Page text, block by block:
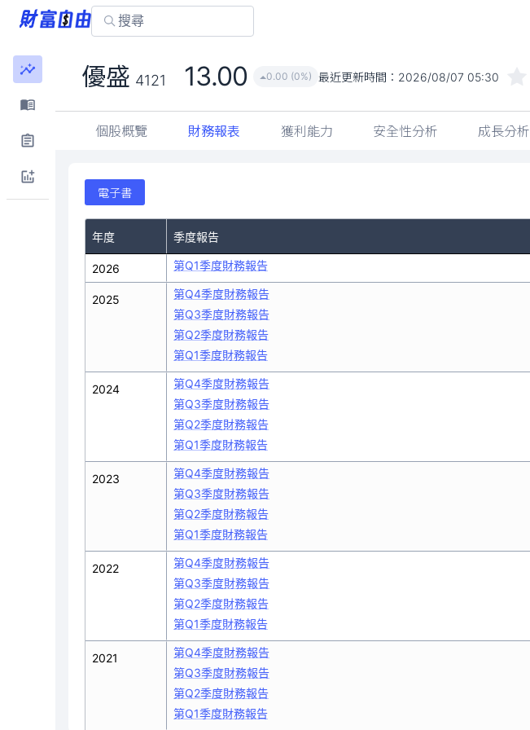
優盛 4121 13.00 0.00 (0%) 最近更新時間： 2026/08/07 05:30
個股概覽 財務報表 獲利能力 安全性分析 成長分析
電子書
年度 季度報告
2026
2025
2024
2023
2022
2021
第Q1季度財務報告
第Q4季度財務報告
第Q3季度財務報告
第Q2季度財務報告
第Q1季度財務報告
第Q4季度財務報告
第Q3季度財務報告
第Q2季度財務報告
第Q1季度財務報告
第Q4季度財務報告
第Q3季度財務報告
第Q2季度財務報告
第Q1季度財務報告
第Q4季度財務報告
第Q3季度財務報告
第Q2季度財務報告
第Q1季度財務報告
第Q4季度財務報告
第Q3季度財務報告
第Q2季度財務報告
第Q1季度財務報告